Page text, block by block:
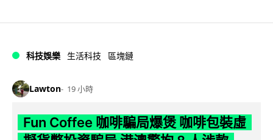
科技娛樂 生活科技 區塊鏈
Lawton 19 小時
Fun Coffee 咖啡騙局爆煲 咖啡包裝虛